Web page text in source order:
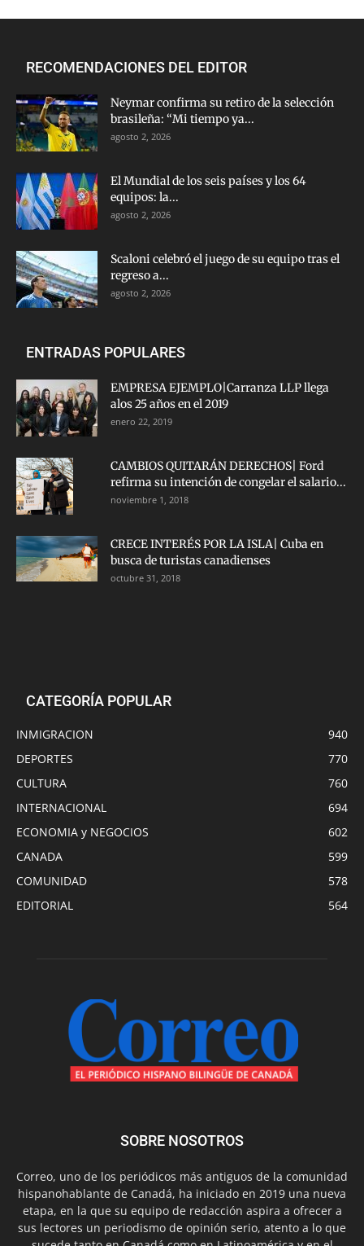
RECOMENDACIONES DEL EDITOR
Neymar confirma su retiro de la selección
brasileña: “Mi tiempo ya...
agosto 2, 2026
El Mundial de los seis países y los 64
equipos: la...
agosto 2, 2026
Scaloni celebró el juego de su equipo tras el
regreso a...
agosto 2, 2026
ENTRADAS POPULARES
EMPRESA EJEMPLO|Carranza LLP llega
alos 25 años en el 2019
enero 22, 2019
CAMBIOS QUITARÁN DERECHOS| Ford
refirma su intención de congelar el salario...
noviembre 1, 2018
CRECE INTERÉS POR LA ISLA| Cuba en
busca de turistas canadienses
octubre 31, 2018
CATEGORÍA POPULAR
INMIGRACION
940
DEPORTES
770
CULTURA
760
INTERNACIONAL
694
ECONOMIA y NEGOCIOS
602
CANADA
599
COMUNIDAD
578
EDITORIAL
564
SOBRE NOSOTROS
Correo, uno de los periódicos más antiguos de la comunidad
hispanohablante de Canadá, ha iniciado en 2019 una nueva
etapa, en la que su equipo de redacción aspira a ofrecer a
sus lectores un periodismo de opinión serio, atento a lo que